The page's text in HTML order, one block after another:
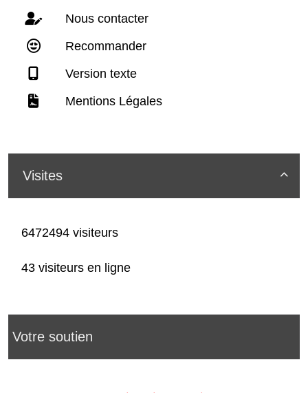
Nous contacter
Recommander
Version texte
Mentions Légales

Visites
6472494 visiteurs
43 visiteurs en ligne
Votre soutien